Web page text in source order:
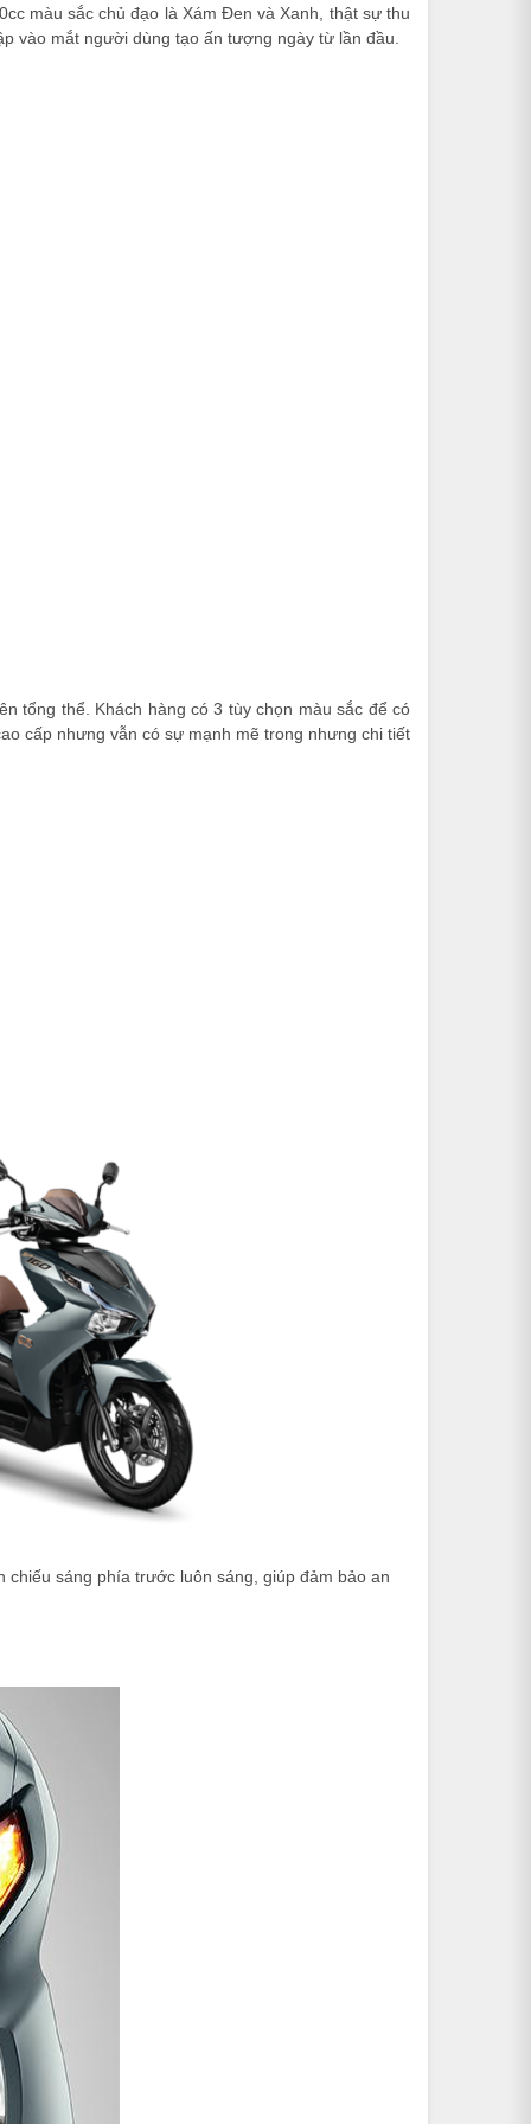
màu sắc chủ đạo là Xám Đen và Xanh, thật sự thu
vào mắt người dùng tạo ấn tượng ngày từ lần đầu.
tổng thể. Khách hàng có 3 tùy chọn màu sắc để có
cấp nhưng vẫn có sự mạnh mẽ trong nhưng chi tiết
sáng phía trước luôn sáng, giúp đảm bảo an